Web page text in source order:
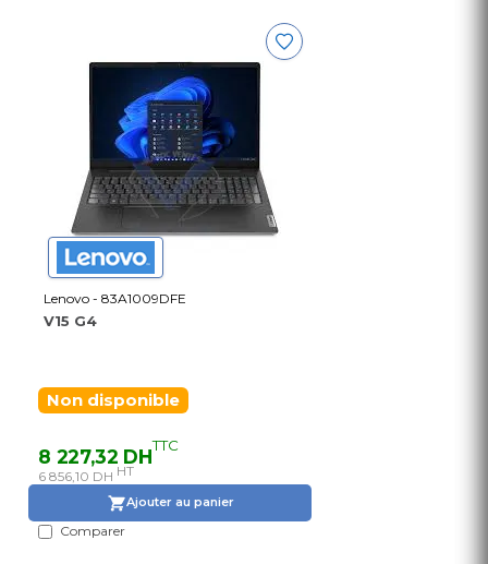
Lenovo - 83A1009DFE
V15 G4
Non disponible
8 227,32 DHTTC
6 856,10 DH HT
Ajouter au panier
Comparer